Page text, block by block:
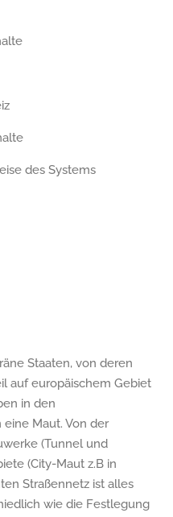
des Systems
Staaten, von deren
auf europäischem Gebiet
in den
Maut. Von der
(Tunnel und
(City-Maut z.B in
Straßennetz ist alles
wie die Festlegung